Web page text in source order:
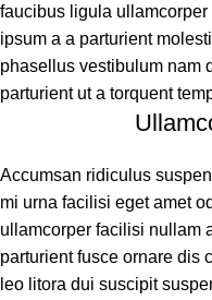
faucibus ligula
ipsum a a parturient
phasellus vestibulum nam
parturient ut a torquent
Accumsan ridiculus
mi urna facilisi eget amet
ullamcorper facilisi nullam
parturient fusce ornare dis
leo litora dui suscipit